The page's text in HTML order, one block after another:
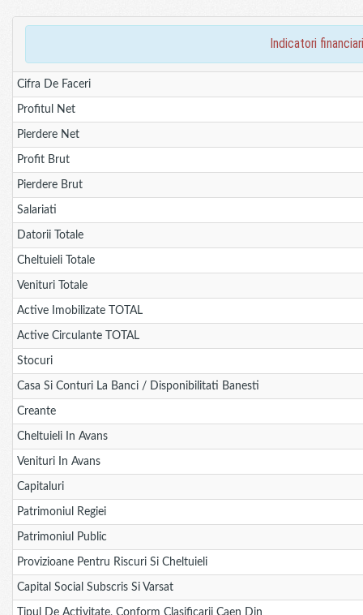
indicatori
Cifra De Faceri
Profitul Net
Pierdere Net
Profit Brut
Pierdere Brut
Salariati
Datorii Totale
Cheltuieli Totale
Venituri Totale
Active Imobilizate TOTAL
Active Circulante TOTAL
Stocuri
Casa Si Conturi La Banci / Disponibilitati Banesti
Creante
Cheltuieli In Avans
Venituri In Avans
Capitaluri
Patrimoniul Regiei
Patrimoniul Public
Provizioane Pentru Riscuri Si Cheltuieli
Capital Social Subscris Si Varsat
Tipul De Activitate, Conform Clasificarii Caen Din